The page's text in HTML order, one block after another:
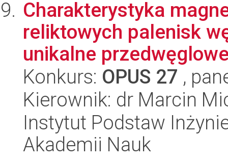
Charakterystyka
reliktowych palenisk
unikalne
Konkurs: OPUS 27 ,
Kierownik: dr Marcin
Instytut Podstaw
Akademii Nauk